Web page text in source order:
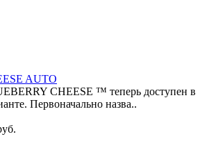
AUTO
CHEESE ™ теперь доступен в
Первоначально назва..